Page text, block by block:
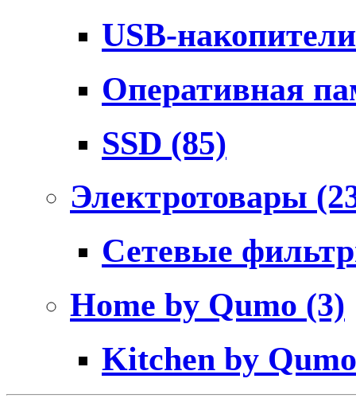
USB-
Оперативная
SSD (85)
Электротовары
Сетевые
Home by Qumo (3)
Kitchen by